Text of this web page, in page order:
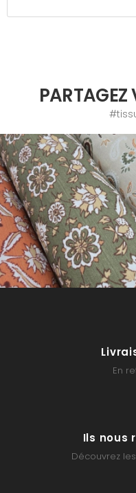
PARTAGEZ
En
Ils nous
Découvrez